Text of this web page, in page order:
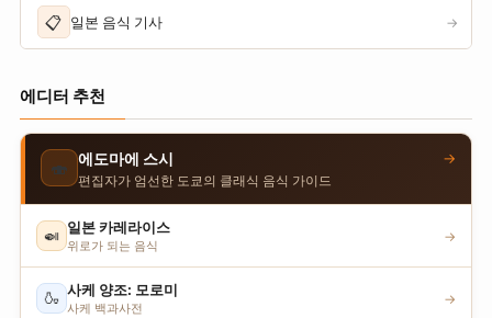
📋 일본 음식 기사 →
에디터 추천
🍣 에도마에 스시
편집자가 엄선한 도쿄의 클래식 음식 가이드
→
🍛 일본 카레라이스
위로가 되는 음식
→
🍶 사케 양조: 모로미
사케 백과사전
→